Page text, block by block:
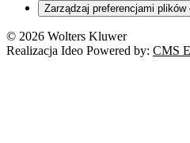
Zarządzaj preferencjami plików
© 2026 Wolters Kluwer
Realizacja Ideo Powered by: CMS